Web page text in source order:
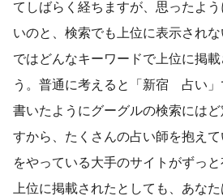
てしばらく経ちますが、思ったよ
いのと、検索でも上位に表示されな
ではどんなキーワードで上位に掲
う。普通に考えると「新宿 占い
書いたようにグーグルの検索には
すから、たくさんの占い師を抱え
をやっている大手のサイトがずっ
上位に掲載されたとしても、あな